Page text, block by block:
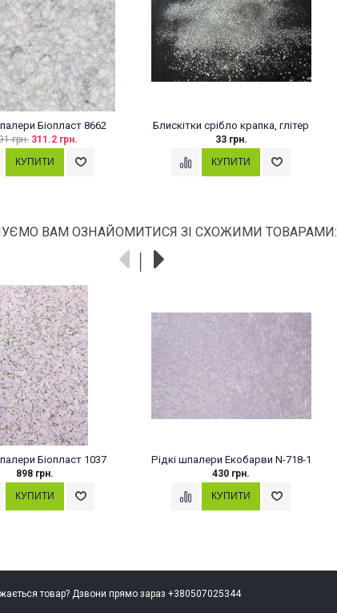
Біопласт 8662
грн. 311.2 грн.
Блискітки срібло крапка, глітер
33 грн.
ВАМ ОЗНАЙОМИТИСЯ ЗІ СХОЖИМИ ТОВАРАМИ:
Біопласт 1037
898 грн.
Рідкі шпалери Екобарви N-718-1
430 грн.
товар? Дзвони прямо зараз +380507025344